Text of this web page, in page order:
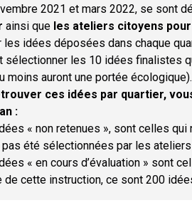
2021 et mars 2022, se sont
ainsi que les ateliers citoyens
les idées déposées dans chaque
sélectionner les 10 idées finalistes
moins auront une portée écologique).
ces idées par quartier,
:
« non retenues », sont celles
pas été sélectionnées par les
« en cours d’évaluation » sont
de cette instruction, ce sont 200